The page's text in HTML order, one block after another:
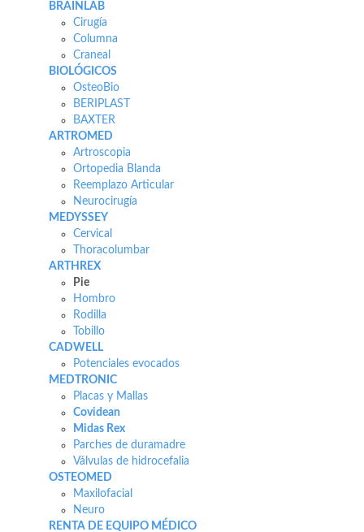
BRAINLAB
Cirugía
Columna
Craneal
BIOLÓGICOS
OsteoBio
BERIPLAST
BAXTER
ARTROMED
Artroscopia
Ortopedia Blanda
Reemplazo Articular
Neurocirugía
MEDYSSEY
Cervical
Thoracolumbar
ARTHREX
Pie
Hombro
Rodilla
Tobillo
CADWELL
Potenciales evocados
MEDTRONIC
Placas y Mallas
Covidean
Midas Rex
Parches de duramadre
Válvulas de hidrocefalia
OSTEOMED
Maxilofacial
Neuro
RENTA DE EQUIPO MÉDICO